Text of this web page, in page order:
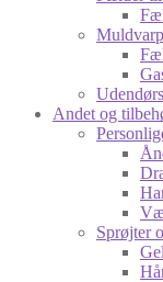
Andet og
Sprøjter